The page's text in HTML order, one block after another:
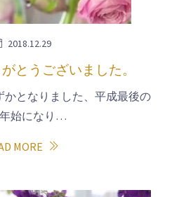
2018.12.29
とうございました。
かとなりました、平成最後の
始になり…
MORE